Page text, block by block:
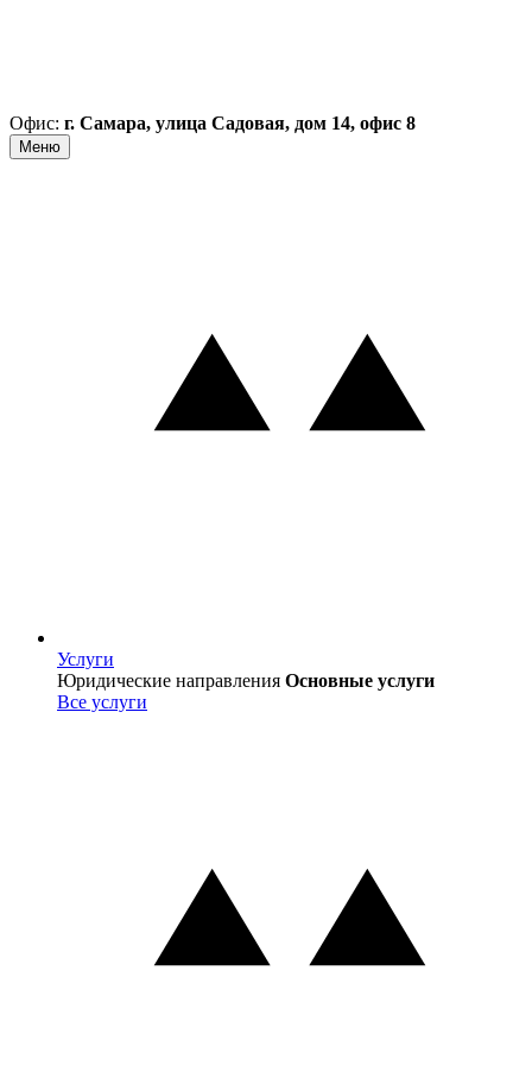
Офис: г. Самара, улица Садовая, дом 14, офис 8
Меню
Услуги
Услуги
Юридические направления Основные услуги
Все услуги